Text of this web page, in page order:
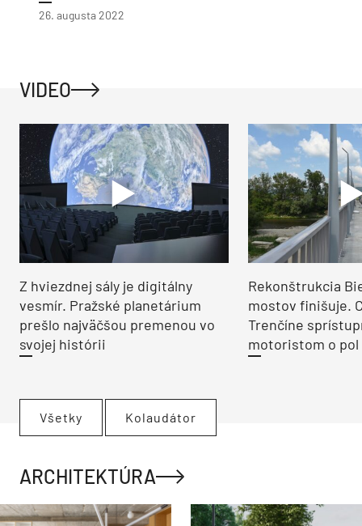
26. augusta 2022
VIDEO
Z hviezdnej sály je digitálny
vesmír. Pražské planetárium
prešlo najväčšou premenou vo
svojej histórii
Rekonštrukcia
mostov finišuje.
Trenčíne
motoristom o pol
Všetky Kolaudátor
ARCHITEKTÚRA